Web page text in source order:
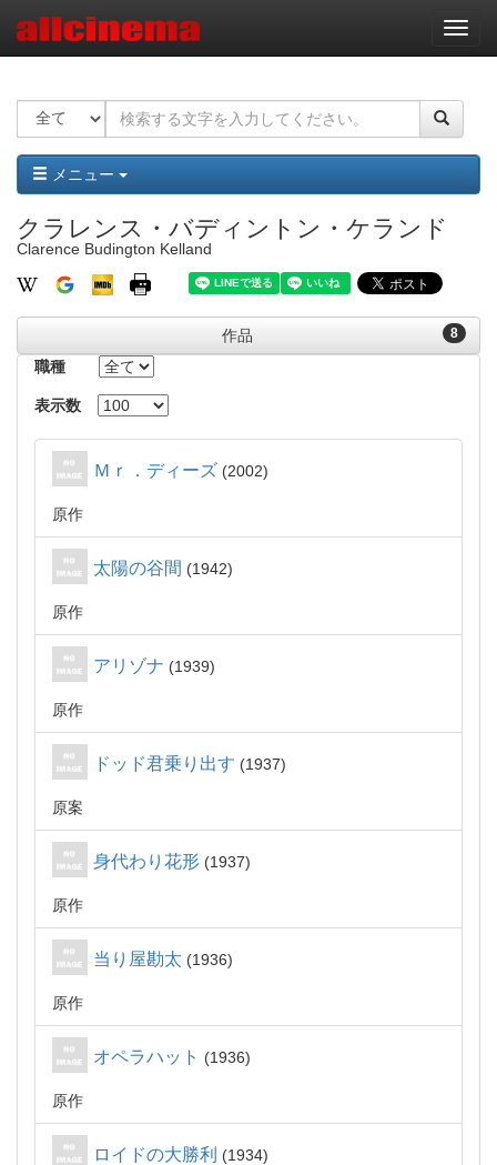
ナ
ビ
ー
ョ
ン
メニュー
クラレンス・バディントン・ケランド
Clarence Budington Kelland
8
作品
職種
表示数
Ｍｒ．ディーズ 2002
原作
太陽の谷間 1942
原作
アリゾナ 1939
原作
ドッド君乗り出す 1937
原案
身代わり花形 1937
原作
当り屋勘太 1936
原作
オペラハット 1936
原作
ロイドの大勝利 1934